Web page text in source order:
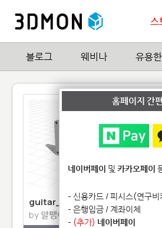
스
블로그 웨비나 유용
guitar_mount_ring_2_80
33.STL
by알팽이
홈페이지 간
네이버페이 및 카카오페이
- 신용카드 / 피시스(연구비
- 은행입금 / 계좌이체
- (추가) 네이버페이